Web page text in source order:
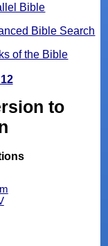
Bible
Bible Search
of the Bible
to